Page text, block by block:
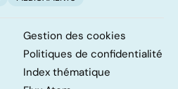
Gestion des cookies
Politiques de confidentialité
Index thématique